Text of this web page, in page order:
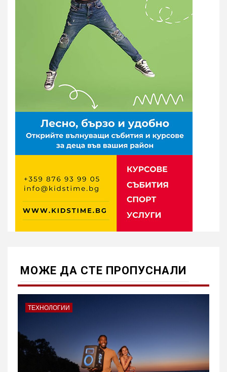
МОЖE ДА СТЕ ПРОПУСНАЛИ
ТЕХНОЛОГИИ